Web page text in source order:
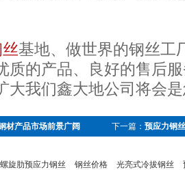
基地、做世界的钢丝工
质的产品、良好的售后
大我们鑫大地公司将会
下一篇： 预应力钢
材产品市场前景广阔
螺旋肋预应力钢丝 钢丝价格 光亮式冷拔钢丝